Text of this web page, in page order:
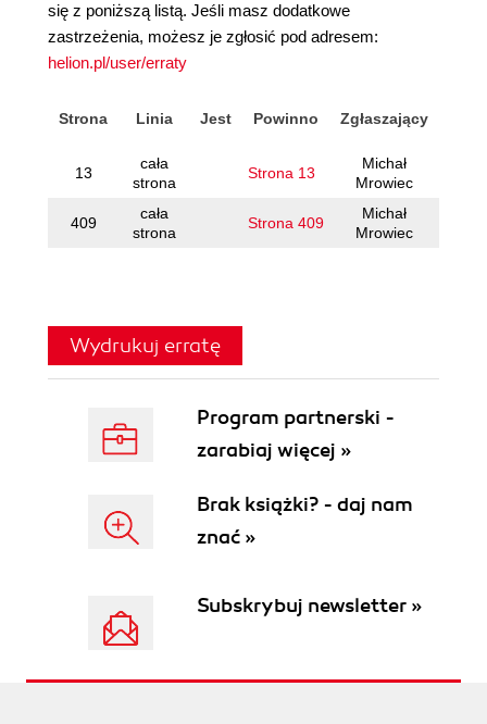
się z poniższą listą. Jeśli masz dodatkowe
zastrzeżenia, możesz je zgłosić pod adresem:
helion.pl/user/erraty
Strona Linia Jest Powinno Zgłaszający
13
cała
strona
Strona 13
Michał
Mrowiec
409
cała
strona
Strona 409
Michał
Mrowiec
Wydrukuj erratę
Program partnerski -
zarabiaj więcej »
Brak książki? - daj nam
znać »
Subskrybuj newsletter »